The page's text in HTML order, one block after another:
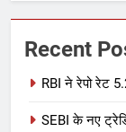
Recent
RBI ने रेपो रेट
SEBI के नए